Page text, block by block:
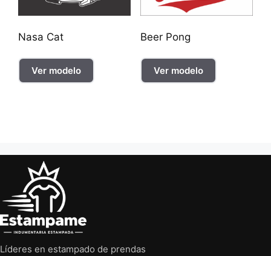
Nasa Cat
Ver modelo
Beer Pong
Ver modelo
Líderes en estampado de prendas